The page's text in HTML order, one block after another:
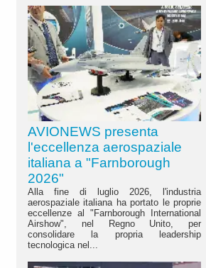
AVIONEWS presenta
l'eccellenza aerospaziale
italiana a "Farnborough
2026"
Alla fine di luglio 2026, l'industria
aerospaziale italiana ha portato le proprie
eccellenze al "Farnborough International
Airshow", nel Regno Unito, per
consolidare la propria leadership
tecnologica nel...